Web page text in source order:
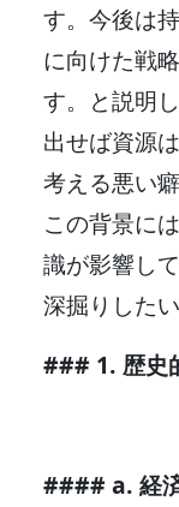
す。今後は
に向けた戦
す。と説明
出せば資源
考える悪い
この背景に
識が影響し
深掘りした
### 1. 歴史
#### a. 経